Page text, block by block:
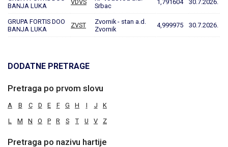
BANJA LUKA
VDVS
Srbac
1,791604 30.7.2026.
GRUPA FORTIS DOO
BANJA LUKA
ZVST
Zvornik - stan a.d.
Zvornik
4,999975 30.7.2026.
DODATNE PRETRAGE
Pretraga po prvom slovu
A B C D E F G H I J K
L M N O P R S T U V Z
Pretraga po nazivu hartije